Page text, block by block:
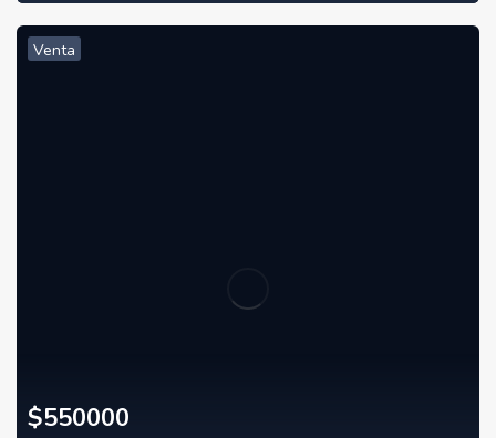
Venta
$550000